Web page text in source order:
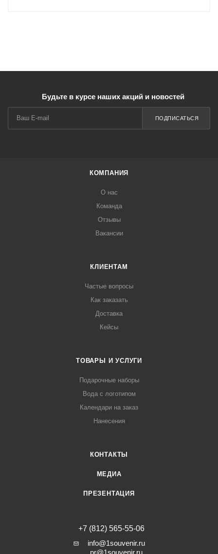
Будьте в курсе наших акций и новостей
ПОДПИСАТЬСЯ
КОМПАНИЯ
О нас
Команда
Отзывы
Вакансии
КЛИЕНТАМ
Частые вопросы
Как заказать
Доставка
Кейсы
ТОВАРЫ И УСЛУГИ
Подарочные наборы
Вода с логотипом
Календари на заказ
Нанесения
КОНТАКТЫ
МЕДИА
ПРЕЗЕНТАЦИЯ
+7 (812) 565-55-06
info@1souvenir.ru
pr@1souvenir.ru